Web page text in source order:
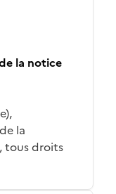
la notice
la
tous droits